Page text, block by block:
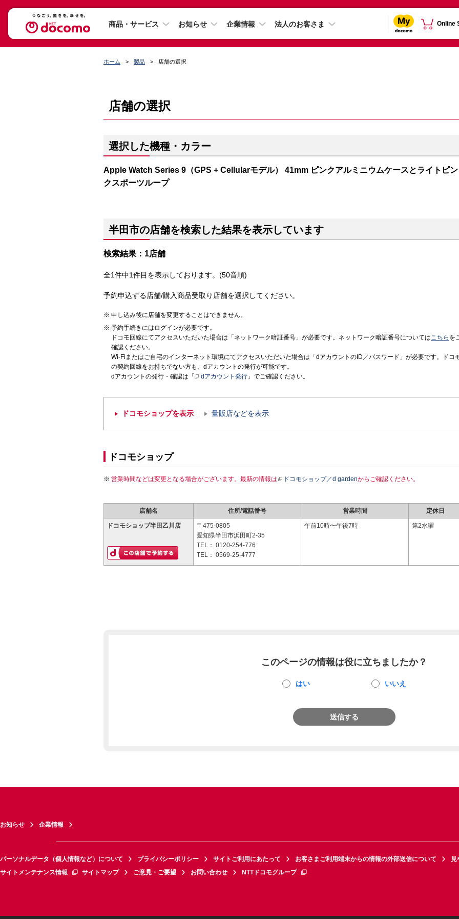
商品・サービス お知らせ 企業情報 法人のお客さま Online
ホーム 製品 店舗の選択
店舗の選択
選択した機種・カラー
Apple Watch Series 9（GPS + Cellularモデル） 41mm ピンクアルミニウムケースとライトピン
クスポーツループ
半田市の店舗を検索した結果を表示しています
検索結果：1店舗
全1件中1件目を表示しております。(50音順)
予約申込する店舗/購入商品受取り店舗を選択してください。
申し込み後に店舗を変更することはできません。
予約手続きにはログインが必要です。
ドコモ回線にてアクセスいただいた場合は「ネットワーク暗証番号」が必要です。ネットワーク暗証番号についてはこちら を
確認ください。
Wi-Fiまたはご自宅のインターネット環境にてアクセスいただいた場合は「dアカウントのID／パスワード」が必要です。ドコ
の契約回線をお持ちでない方も、dアカウントの発行が可能です。
dアカウントの発行・確認は「
dアカウント発行 」でご確認ください。
ドコモショップを表示 量販店などを表示
ドコモショップ
営業時間などは変更となる場合がございます。最新の情報は ドコモショップ／d gardenからご確認ください。
店舗名 住所/電話番号 営業時間 定休日
ドコモショップ半田乙川店
〒475-0805
愛知県半田市浜田町2-35
TEL： 0120-254-776
TEL： 0569-25-4777
午前10時〜午後7時 第2水曜
このページの情報は役に立ちましたか？
はい いいえ
送信する
お知らせ 企業情報
パーソナルデータ（個人情報など）について プライバシーポリシー サイトご利用にあたって お客さまご利用端末からの情報の外部送信について
見
サイトメンテナンス情報
サイトマップ ご意見・ご要望 お問い合わせ NTTドコモグループ